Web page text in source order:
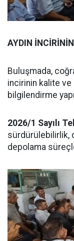
AYDIN
Buluşmada,
incirinin kalite ve
bilgilendirme
2026/1 Sayılı
sürdürülebilirlik,
depolama